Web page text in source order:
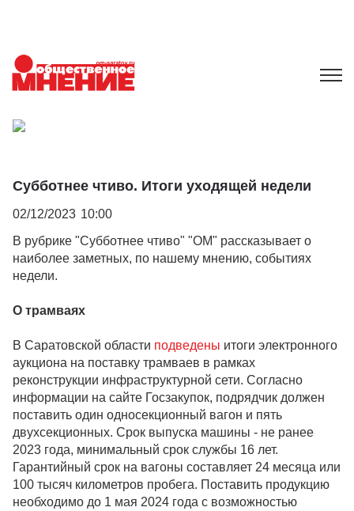
Субботнее чтиво. Итоги уходящей недели
02/12/2023 10:00
В рубрике "Субботнее чтиво" "ОМ" рассказывает о
наиболее заметных, по нашему мнению, событиях
недели.
О трамваях
В Саратовской области подведены итоги электронного
аукциона на поставку трамваев в рамках
реконструкции инфраструктурной сети. Согласно
информации на сайте Госзакупок, подрядчик должен
поставить один односекционный вагон и пять
двухсекционных. Срок выпуска машины - не ранее
2023 года, минимальный срок службы 16 лет.
Гарантийный срок на вагоны составляет 24 месяца или
100 тысяч километров пробега. Поставить продукцию
необходимо до 1 мая 2024 года с возможностью